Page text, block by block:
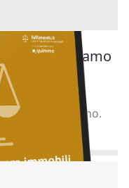
all’asta? Siamo
di
con Quimmo.